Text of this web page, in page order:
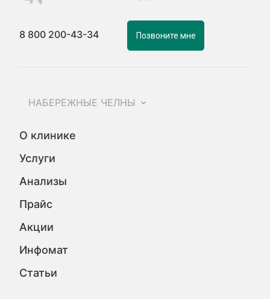
8 800 200-43-34 Позвоните мне
НАБЕРЕЖНЫЕ ЧЕЛНЫ
О клинике
Услуги
Анализы
Прайс
Акции
Инфомат
Статьи